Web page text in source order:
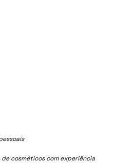
cosméticos com experiência